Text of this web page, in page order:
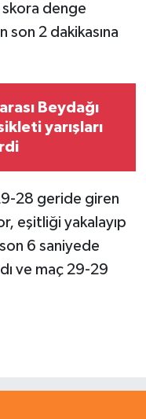
skora denge
son 2 dakikasına
Beydağı
yarışları
28 geride giren
eşitliği yakalayıp
6 saniyede
ve maç 29-29